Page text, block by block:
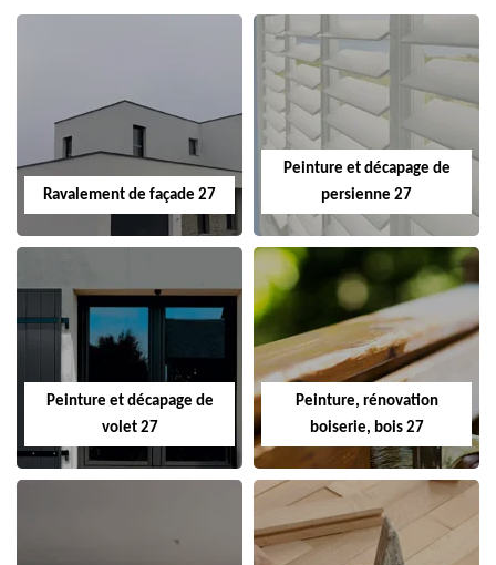
Ravalement de façade 27
Peinture et décapage de
persienne 27
Peinture et décapage de
volet 27
Peinture, rénovation
boiserie, bois 27